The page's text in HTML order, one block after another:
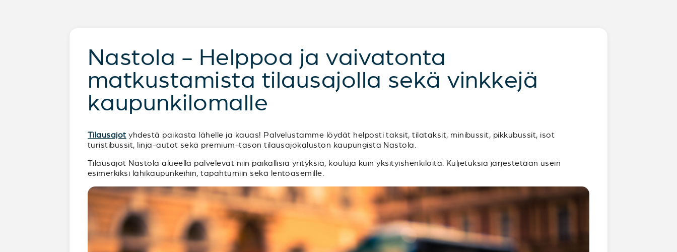
Nastola - Helppoa ja vaivatonta
matkustamista tilausajolla sekä vinkkejä
kaupunkilomalle
Tilausajot yhdestä paikasta lähelle ja kauas! Palvelustamme löydät helposti taksit, tilataksit, minibussit, pikkubussit, isot
turistibussit, linja-autot sekä premium-tason tilausajokaluston kaupungista Nastola.
Tilausajot Nastola alueella palvelevat niin paikallisia yrityksiä, kouluja kuin yksityishenkilöitä. Kuljetuksia järjestetään usein
esimerkiksi lähikaupunkeihin, tapahtumiin sekä lentoasemille.